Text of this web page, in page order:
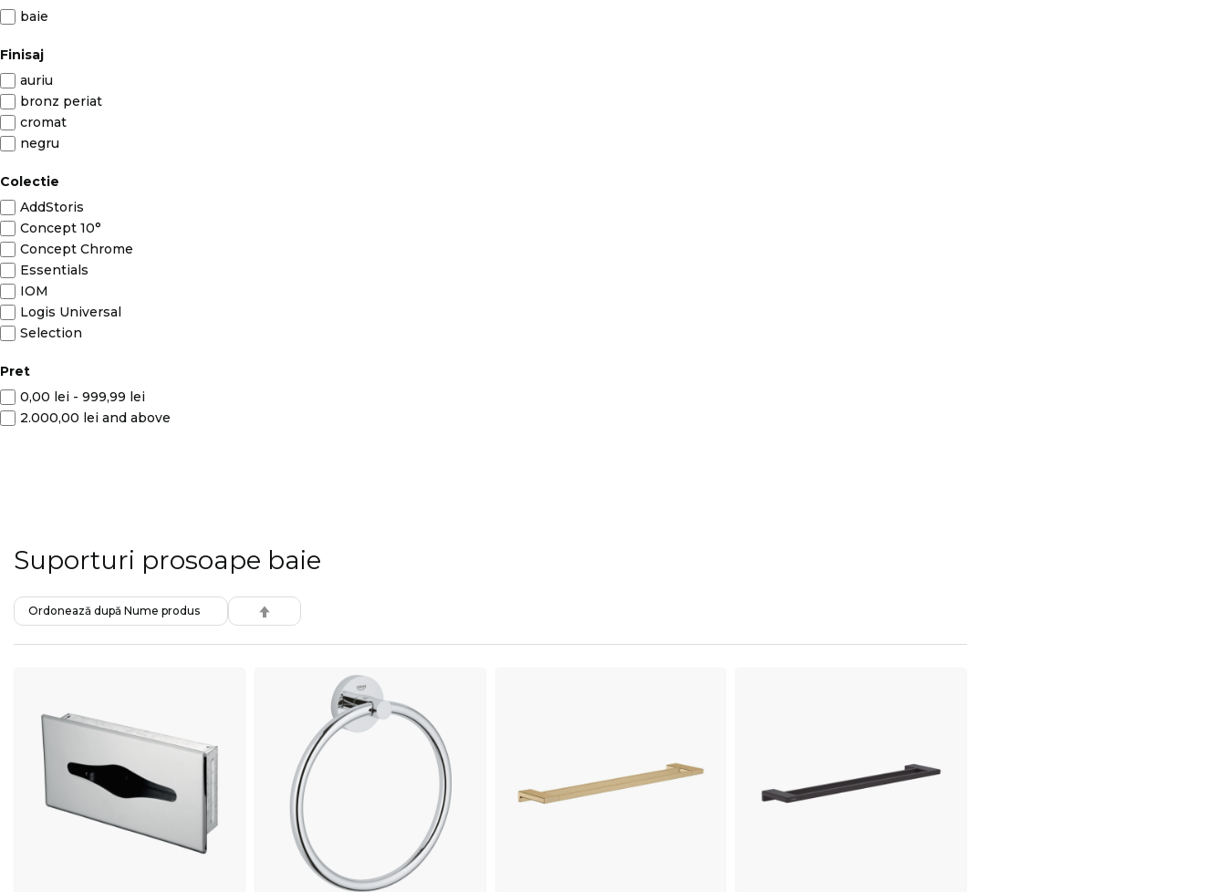
Suporturi prosoape baie
baie
Finisaj
auriu
bronz periat
cromat
negru
Colectie
AddStoris
Concept 10°
Concept Chrome
Essentials
IOM
Logis Universal
Selection
Pret
0,00 lei - 999,99 lei
2.000,00 lei and above